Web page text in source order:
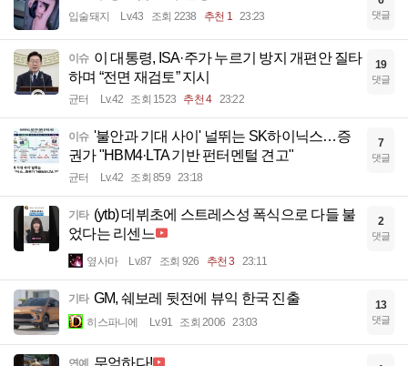
입술돼지 Lv.43 조회 2238 추천 1 23:23 댓글
이슈 이 대통령, ISA·주가 누르기 방지 개편안 질타
하며 “전면 재검토” 지시
균터 Lv.42 조회 1523 추천 4 23:22
19
댓글
이슈 '불안과 기대 사이' 널뛰는 SK하이닉스…증
권가 "HBM4·LTA 기반 펀터멘털 견고"
균터 Lv.42 조회 859 23:18
7
댓글
기타 (ytb) 데뷔초에 스트레스성 폭식으로 다들 불
었다는 리센느
옆사마 Lv.87 조회 926 추천 3 23:11
2
댓글
기타 GM, 쉐보레 뒷전에 뷰익 한국 진출
히스파니에 Lv.91 조회 2006 23:03
13
댓글
연예 무엄하다!